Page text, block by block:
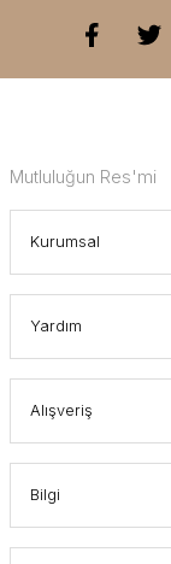
Mutluluğun Res'mi
Kurumsal
Yardım
Alışveriş
Bilgi